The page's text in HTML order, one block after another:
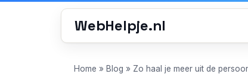
WebHelpje.nl
Home » Blog » Zo haal je meer uit de